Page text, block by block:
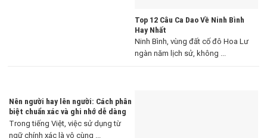
Top 12 Câu Ca Dao Về Ninh Bình
Hay Nhất
Ninh Bình, vùng đất cố đô Hoa Lư
ngàn năm lịch sử, không ...
Nên người hay lên người: Cách phân
biệt chuẩn xác và ghi nhớ dễ dàng
Trong tiếng Việt, việc sử dụng từ
ngữ chính xác là vô cùng ...